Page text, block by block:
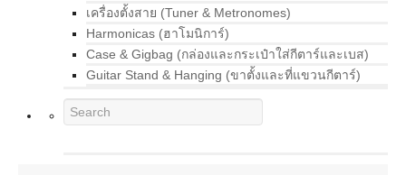
เครื่องตั้งสาย (Tuner & Metronomes)
Harmonicas (ฮาโมนิการ์)
Case & Gigbag (กล่องและกระเป๋าใส่กีตาร์และเบส)
Guitar Stand & Hanging (ขาตั้งและที่แขวนกีตาร์)